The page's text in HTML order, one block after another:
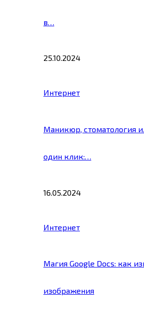
в…
25.10.2024
Интернет
Маникюр, стоматология
один клик:…
16.05.2024
Интернет
Магия Google Docs: как
изображения